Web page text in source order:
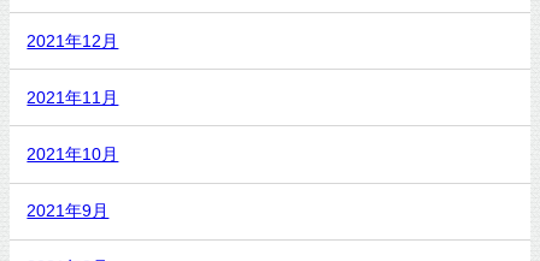
2021年12月
2021年11月
2021年10月
2021年9月